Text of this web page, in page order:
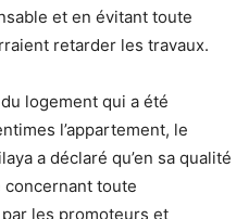
et en évitant toute
retarder les travaux.
logement qui a été
l’appartement, le
a déclaré qu’en sa qualité
toute
les promoteurs et